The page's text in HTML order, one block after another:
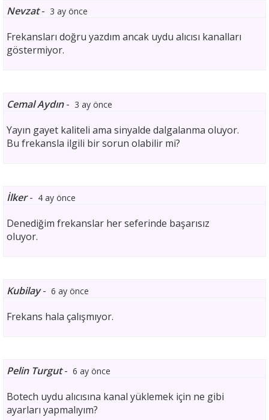
Nevzat- 3 ay önce
Frekansları doğru yazdım ancak uydu alıcısı kanalları
göstermiyor.
Cemal Aydın- 3 ay önce
Yayın gayet kaliteli ama sinyalde dalgalanma oluyor.
Bu frekansla ilgili bir sorun olabilir mi?
İlker- 4 ay önce
Denediğim frekanslar her seferinde başarısız
oluyor.
Kubilay- 6 ay önce
Frekans hala çalışmıyor.
Pelin Turgut- 6 ay önce
Botech uydu alıcısına kanal yüklemek için ne gibi
ayarları yapmalıyım?